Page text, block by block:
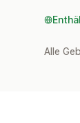
Alle